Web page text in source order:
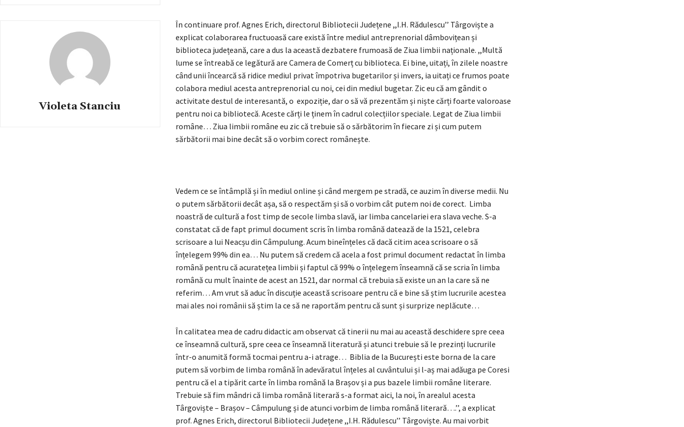
Violeta Stanciu
În continuare prof. Agnes Erich, directorul Bibliotecii Județene ,,I.H. Rădulescu’’ Târgoviște a
explicat colaborarea fructuoasă care există între mediul antreprenorial dâmbovițean și
biblioteca județeană, care a dus la această dezbatere frumoasă de Ziua limbii naționale. ,,Multă
lume se întreabă ce legătură are Camera de Comerț cu biblioteca. Ei bine, uitați, în zilele noastre
când unii încearcă să ridice mediul privat împotriva bugetarilor și invers, ia uitați ce frumos poate
colabora mediul acesta antreprenorial cu noi, cei din mediul bugetar. Zic eu că am gândit o
activitate destul de interesantă, o expoziție, dar o să vă prezentăm și niște cărți foarte valoroase
pentru noi ca bibliotecă. Aceste cărți le ținem în cadrul colecțiilor speciale. Legat de Ziua limbii
române… Ziua limbii române eu zic că trebuie să o sărbătorim în fiecare zi și cum putem
sărbătorii mai bine decât să o vorbim corect românește.
Vedem ce se întâmplă și în mediul online și când mergem pe stradă, ce auzim în diverse medii. Nu
o putem sărbătorii decât așa, să o respectăm și să o vorbim cât putem noi de corect. Limba
noastră de cultură a fost timp de secole limba slavă, iar limba cancelariei era slava veche. S-a
constatat că de fapt primul document scris în limba română datează de la 1521, celebra
scrisoare a lui Neacșu din Câmpulung. Acum bineînțeles că dacă citim acea scrisoare o să
înțelegem 99% din ea… Nu putem să credem că acela a fost primul document redactat în limba
română pentru că acuratețea limbii și faptul că 99% o înțelegem înseamnă că se scria în limba
română cu mult înainte de acest an 1521, dar normal că trebuia să existe un an la care să ne
referim… Am vrut să aduc în discuție această scrisoare pentru că e bine să știm lucrurile acestea
mai ales noi românii să știm la ce să ne raportăm pentru că sunt și surprize neplăcute…
În calitatea mea de cadru didactic am observat că tinerii nu mai au această deschidere spre ceea
ce înseamnă cultură, spre ceea ce înseamnă literatură și atunci trebuie să le prezinți lucrurile
într-o anumită formă tocmai pentru a-i atrage… Biblia de la București este borna de la care
putem să vorbim de limba română în adevăratul înțeles al cuvântului și l-aș mai adăuga pe Coresi
pentru că el a tipărit carte în limba română la Brașov și a pus bazele limbii române literare.
Trebuie să fim mândri că limba română literară s-a format aici, la noi, în arealul acesta
Târgoviște – Brașov – Câmpulung și de atunci vorbim de limba română literară….’’, a explicat
prof. Agnes Erich, directorul Bibliotecii Județene ,,I.H. Rădulescu’’ Târgoviște. Au mai vorbit